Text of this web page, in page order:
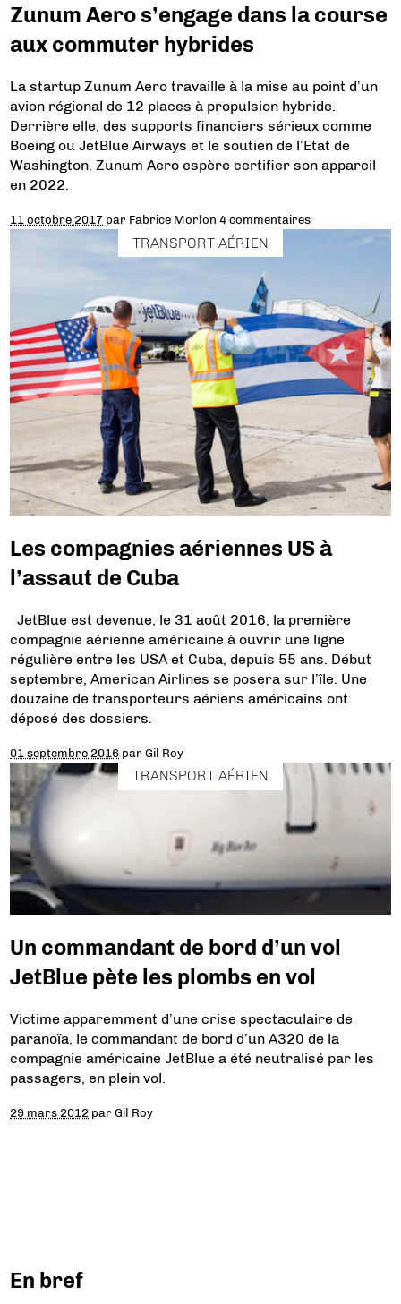
Zunum Aero s’engage dans la course
aux commuter hybrides
La startup Zunum Aero travaille à la mise au point d’un
avion régional de 12 places à propulsion hybride.
Derrière elle, des supports financiers sérieux comme
Boeing ou JetBlue Airways et le soutien de l’Etat de
Washington. Zunum Aero espère certifier son appareil
en 2022.
11 octobre 2017 par Fabrice Morlon 4 commentaires
TRANSPORT AÉRIEN
Les compagnies aériennes US à
l’assaut de Cuba
JetBlue est devenue, le 31 août 2016, la première
compagnie aérienne américaine à ouvrir une ligne
régulière entre les USA et Cuba, depuis 55 ans. Début
septembre, American Airlines se posera sur l’île. Une
douzaine de transporteurs aériens américains ont
déposé des dossiers.
01 septembre 2016 parGil Roy
TRANSPORT AÉRIEN
Un commandant de bord d’un vol
JetBlue pète les plombs en vol
Victime apparemment d’une crise spectaculaire de
paranoïa, le commandant de bord d’un A320 de la
compagnie américaine JetBlue a été neutralisé par les
passagers, en plein vol.
29 mars 2012 parGil Roy
En bref